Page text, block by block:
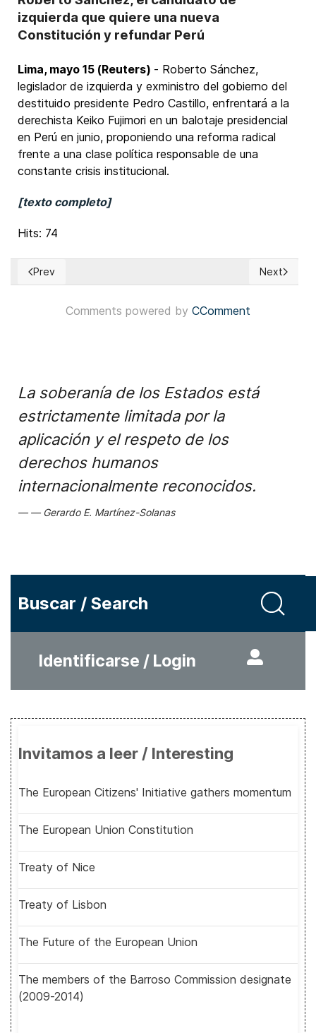
izquierda que quiere una nueva
Constitución y refundar Perú
Lima, mayo 15 (Reuters) - Roberto Sánchez,
legislador de izquierda y exministro del gobierno del
destituido presidente Pedro Castillo, enfrentará a la
derechista Keiko Fujimori en un balotaje presidencial
en Perú en junio, proponiendo una reforma radical
frente a una clase política responsable de una
constante crisis institucional.
[texto completo]
Hits: 74
Previous article: América Latina: Frustración de los jóvenes
Prev Next
Next
Comments powered by CComment
La soberanía de los Estados está
estrictamente limitada por la
aplicación y el respeto de los
derechos humanos
internacionalmente reconocidos.
Gerardo E. Martínez-Solanas
Buscar / Search
Identificarse / Login
Invitamos a leer / Interesting
The European Citizens' Initiative gathers momentum
The European Union Constitution
Treaty of Nice
Treaty of Lisbon
The Future of the European Union
The members of the Barroso Commission designate
(2009-2014)